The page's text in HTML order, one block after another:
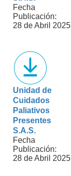
Fecha
Publicación:
28 de Abril 2025
Unidad de
Cuidados
Paliativos
Presentes
S.A.S.
Fecha
Publicación:
28 de Abril 2025